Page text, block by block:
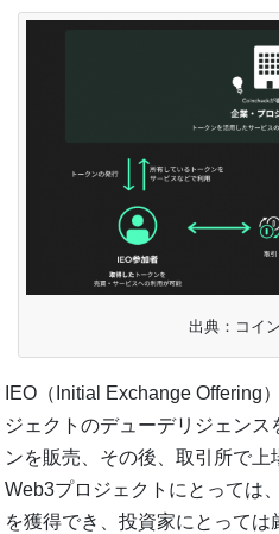
出典：コイ
IEO（Initial Exchange Offering
ジェクトのデューデリジェンス
ンを販売、その後、取引所で上
Web3プロジェクトにとっては
を獲得でき、投資家にとって